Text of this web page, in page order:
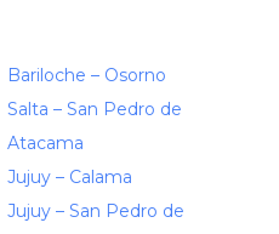
Bariloche – Osorno
Salta – San Pedro de
Atacama
Jujuy – Calama
Jujuy – San Pedro de